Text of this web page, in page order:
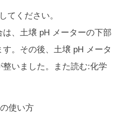
てください。
、土壌 pH メーターの下部
。その後、土壌 pH メータ
いました。また読む:化学
使い方